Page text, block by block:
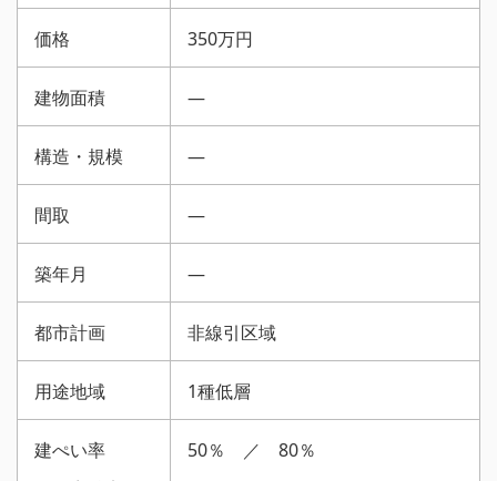
価格 350万円
建物面積 —
構造・規模 —
間取 —
築年月 —
都市計画 非線引区域
用途地域 1種低層
建ぺい率
50％ ／ 80％